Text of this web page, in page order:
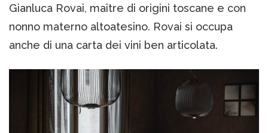
Gianluca Rovai, maître di origini toscane e con
nonno materno altoatesino. Rovai si occupa
anche di una carta dei vini ben articolata.